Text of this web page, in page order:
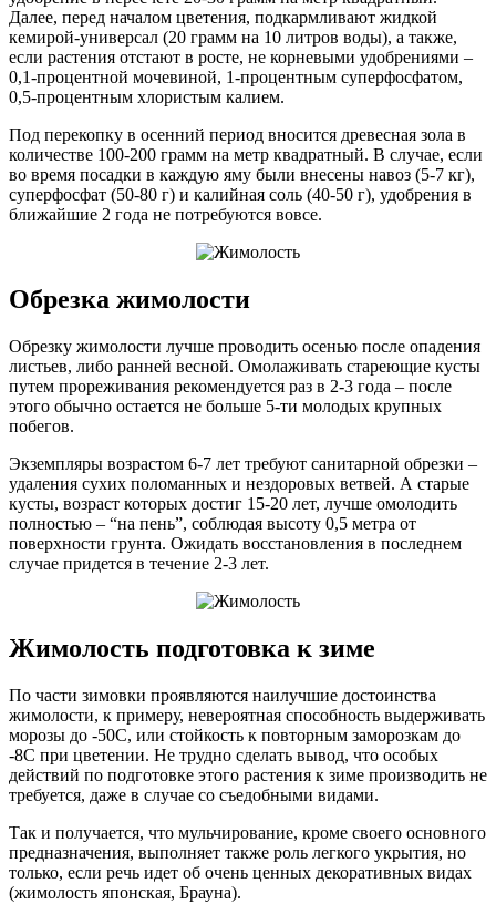
Далее, перед началом цветения, подкармливают жидкой
кемирой-универсал (20 грамм на 10 литров воды), а также,
если растения отстают в росте, не корневыми удобрениями –
0,1-процентной мочевиной, 1-процентным суперфосфатом,
0,5-процентным хлористым калием.
Под перекопку в осенний период вносится древесная зола в
количестве 100-200 грамм на метр квадратный. В случае, если
во время посадки в каждую яму были внесены навоз (5-7 кг),
суперфосфат (50-80 г) и калийная соль (40-50 г), удобрения в
ближайшие 2 года не потребуются вовсе.
Обрезка жимолости
Обрезку жимолости лучше проводить осенью после опадения
листьев, либо ранней весной. Омолаживать стареющие кусты
путем прореживания рекомендуется раз в 2-3 года – после
этого обычно остается не больше 5-ти молодых крупных
побегов.
Экземпляры возрастом 6-7 лет требуют санитарной обрезки –
удаления сухих поломанных и нездоровых ветвей. А старые
кусты, возраст которых достиг 15-20 лет, лучше омолодить
полностью – “на пень”, соблюдая высоту 0,5 метра от
поверхности грунта. Ожидать восстановления в последнем
случае придется в течение 2-3 лет.
Жимолость подготовка к зиме
По части зимовки проявляются наилучшие достоинства
жимолости, к примеру, невероятная способность выдерживать
морозы до -50C, или стойкость к повторным заморозкам до
-8C при цветении. Не трудно сделать вывод, что особых
действий по подготовке этого растения к зиме производить не
требуется, даже в случае со съедобными видами.
Так и получается, что мульчирование, кроме своего основного
предназначения, выполняет также роль легкого укрытия, но
только, если речь идет об очень ценных декоративных видах
(жимолость японская, Брауна).